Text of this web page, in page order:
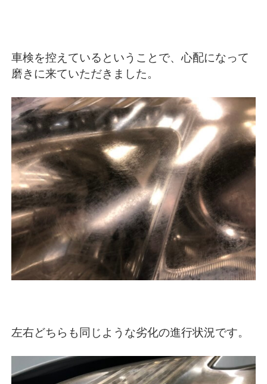
車検を控えているということで、心配になって
磨きに来ていただきました。
左右どちらも同じような劣化の進行状況です。